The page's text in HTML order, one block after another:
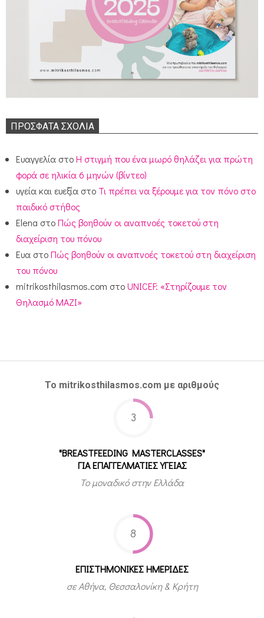
ΠΡΌΣΦΑΤΑ ΣΧΌΛΙΑ
Ευαγγελία στοΗ στιγμή που ένα μωρό θηλάζει για πρώτη
φορά σε ηλικία 6 μηνών (βίντεο)
υγεία και ευεξία στο Τι πρέπει να ξέρουμε για τον πόνο στο
παιδικό στήθος
Elena στοΠώς βοηθούν οι αναπνοές τοκετού στη
διαχείριση του πόνου
Ευα στοΠώς βοηθούν οι αναπνοές τοκετού στη διαχείριση
του πόνου
mitrikosthilasmos.com στοUNICEF: «Στηρίζουμε τον
Θηλασμό ΜΑΖΙ»
Το mitrikosthilasmos.com με αριθμούς
3
"BREASTFEEDING MASTERCLASSES"
ΓΙΑ ΕΠΑΓΓΕΛΜΑΤΙΕΣ ΥΓΕΙΑΣ
Το μοναδικό στην Ελλάδα
8
ΕΠΙΣΤΗΜΟΝΙΚΕΣ ΗΜΕΡΙΔΕΣ
σε Αθήνα, Θεσσαλονίκη & Κρήτη